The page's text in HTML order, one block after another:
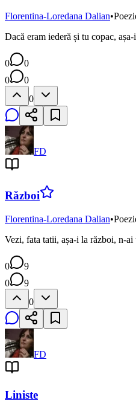
Florentina-Loredana Dalian•
Dacă eram iederă și tu copac,
0
0
0
0
0
FD
Război
Florentina-Loredana Dalian•
Vezi, fata tatii, așa-i la război, n-
0
9
0
9
0
FD
Liniste